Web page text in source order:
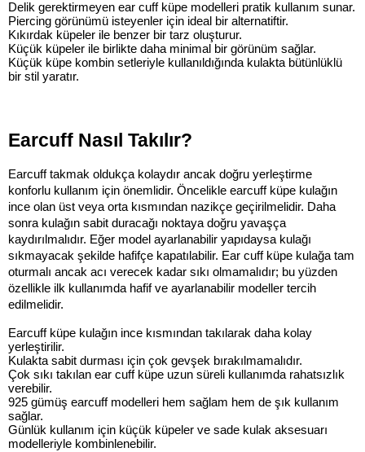
Delik gerektirmeyen ear cuff küpe modelleri pratik kullanım sunar.
Piercing görünümü isteyenler için ideal bir alternatiftir.
Kıkırdak küpeler ile benzer bir tarz oluşturur.
Küçük küpeler ile birlikte daha minimal bir görünüm sağlar.
Küçük küpe kombin setleriyle kullanıldığında kulakta bütünlüklü
bir stil yaratır.
Earcuff Nasıl Takılır?
Earcuff takmak oldukça kolaydır ancak doğru yerleştirme
konforlu kullanım için önemlidir. Öncelikle earcuff küpe kulağın
ince olan üst veya orta kısmından nazikçe geçirilmelidir. Daha
sonra kulağın sabit duracağı noktaya doğru yavaşça
kaydırılmalıdır. Eğer model ayarlanabilir yapıdaysa kulağı
sıkmayacak şekilde hafifçe kapatılabilir. Ear cuff küpe kulağa tam
oturmalı ancak acı verecek kadar sıkı olmamalıdır; bu yüzden
özellikle ilk kullanımda hafif ve ayarlanabilir modeller tercih
edilmelidir.
Earcuff küpe kulağın ince kısmından takılarak daha kolay
yerleştirilir.
Kulakta sabit durması için çok gevşek bırakılmamalıdır.
Çok sıkı takılan ear cuff küpe uzun süreli kullanımda rahatsızlık
verebilir.
925 gümüş earcuff modelleri hem sağlam hem de şık kullanım
sağlar.
Günlük kullanım için küçük küpeler ve sade kulak aksesuarı
modelleriyle kombinlenebilir.